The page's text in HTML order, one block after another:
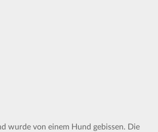
wurde von einem Hund gebissen. Die